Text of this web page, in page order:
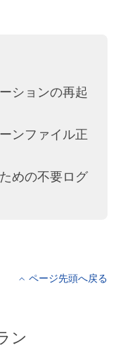
ションの再起
ンファイル正
めの不要ログ
ページ先頭へ戻る
ン